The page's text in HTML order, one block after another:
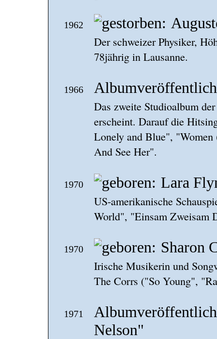
1962
Der schweizer Physiker,
78jährig in Lausanne.
1966
Das zweite Studioalbum
erscheint. Darauf die
Lonely and Blue",
And See Her".
1970 Lara
US-amerikanische
World", "Einsam Zweisam
1970 Sharon
Irische Musikerin und
The Corrs ("So Young",
1971
Nelson"